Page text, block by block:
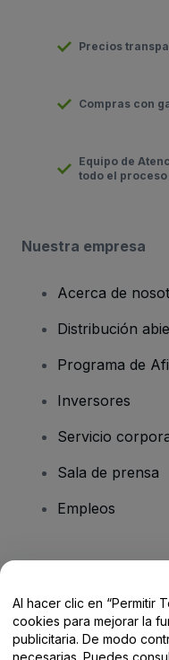
Precios
Compras con
Equipo de
todo el proceso
Nuestra empresa
Acerca de
Distribución
Programa de
Inversores
Servicio
Sala de prensa
Empleos
Centro de
Al hacer clic en “Permitir
cookies para mejorar la
publicitaria. De modo
necesarias. Puedes